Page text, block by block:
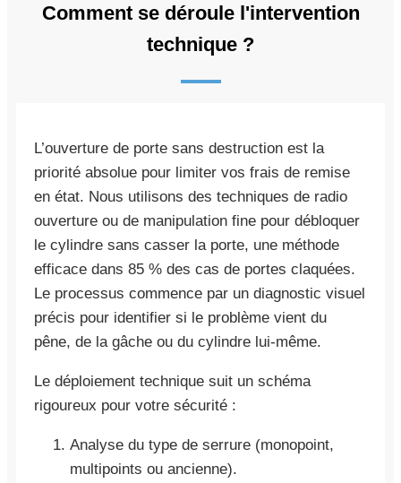
Comment se déroule l'intervention
technique ?
L’ouverture de porte sans destruction est la
priorité absolue pour limiter vos frais de remise
en état. Nous utilisons des techniques de radio
ouverture ou de manipulation fine pour débloquer
le cylindre sans casser la porte, une méthode
efficace dans 85 % des cas de portes claquées.
Le processus commence par un diagnostic visuel
précis pour identifier si le problème vient du
pêne, de la gâche ou du cylindre lui-même.
Le déploiement technique suit un schéma
rigoureux pour votre sécurité :
Analyse du type de serrure (monopoint,
multipoints ou ancienne).